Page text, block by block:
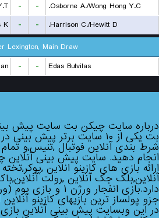
- -
Osborne A./Wong Hong Y.C.
- -
Harrison C./Hewitt D.
Lexington, Main Draw
- - Edas Butvilas
درباره سایت چیکن بت سایت پیش
بت یکی از ۱۰ سایت برتر پیش
شرط بندی آنلاین فوتبال ,تنیس,و
انجام دهید. سایت پیش بینی آنلاین
ارائه بازی های کازینو انلاین
آنلاین,بلک جک آنلاین ,رولت
جزو پولساز ترین بازیهای کازینو
در این وبسایت پیش بینی آنلاین